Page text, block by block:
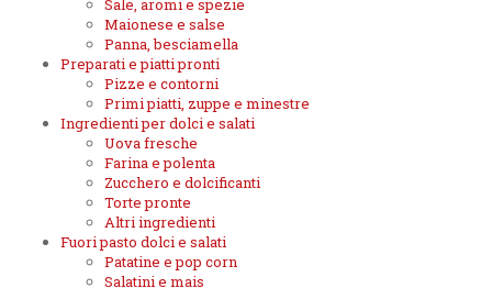
Sale, aromi e spezie
Maionese e salse
Panna, besciamella
Preparati e piatti pronti
Pizze e contorni
Primi piatti, zuppe e minestre
Ingredienti per dolci e salati
Uova fresche
Farina e polenta
Zucchero e dolcificanti
Torte pronte
Altri ingredienti
Fuori pasto dolci e salati
Patatine e pop corn
Salatini e mais